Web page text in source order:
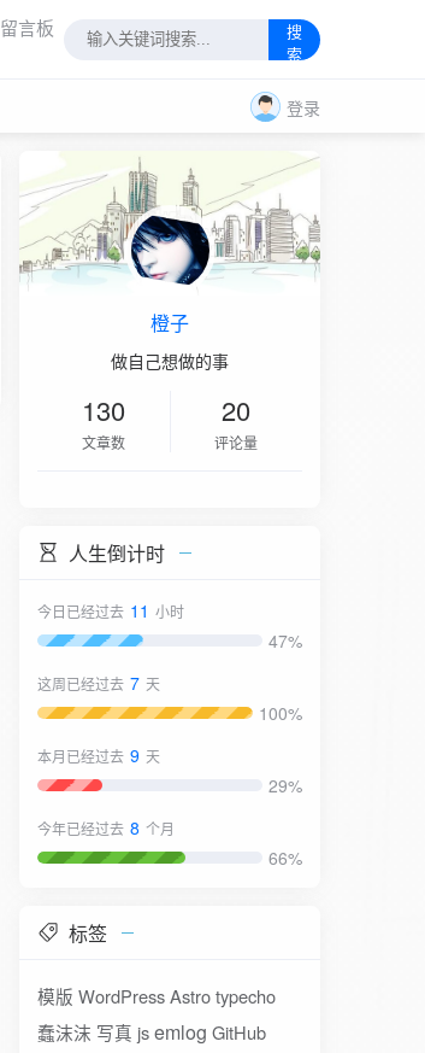
留言板
搜
索
登录
橙子
做自己想做的事
130
文章数
20
评论量
人生倒计时
今日已经过去 11 小时
47%
这周已经过去 7 天
100%
本月已经过去 9 天
29%
今年已经过去 8 个月
66%
标签
模版 WordPressAstrotypecho
蠢沫沫 写真 jsemlog GitHub